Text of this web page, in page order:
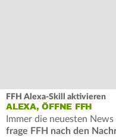
FFH Alexa-Skill aktivieren
ALEXA, ÖFFNE FFH
Immer die neuesten
frage FFH nach den